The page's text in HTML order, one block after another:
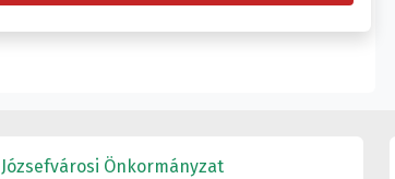
Józsefvárosi Önkormányzat